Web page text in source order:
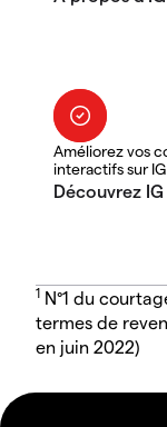
Améliorez vos
interactifs sur
1 N°1 du
termes de
en juin 2022)